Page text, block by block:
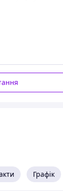
Графік